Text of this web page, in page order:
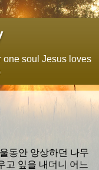
one soul Jesus loves
동안 앙상하던 나무
고 잎을 내더니 어느